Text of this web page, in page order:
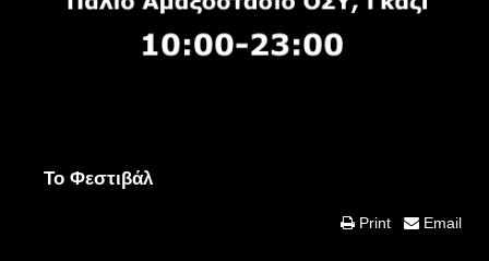
Το Φεστιβάλ
Print Email